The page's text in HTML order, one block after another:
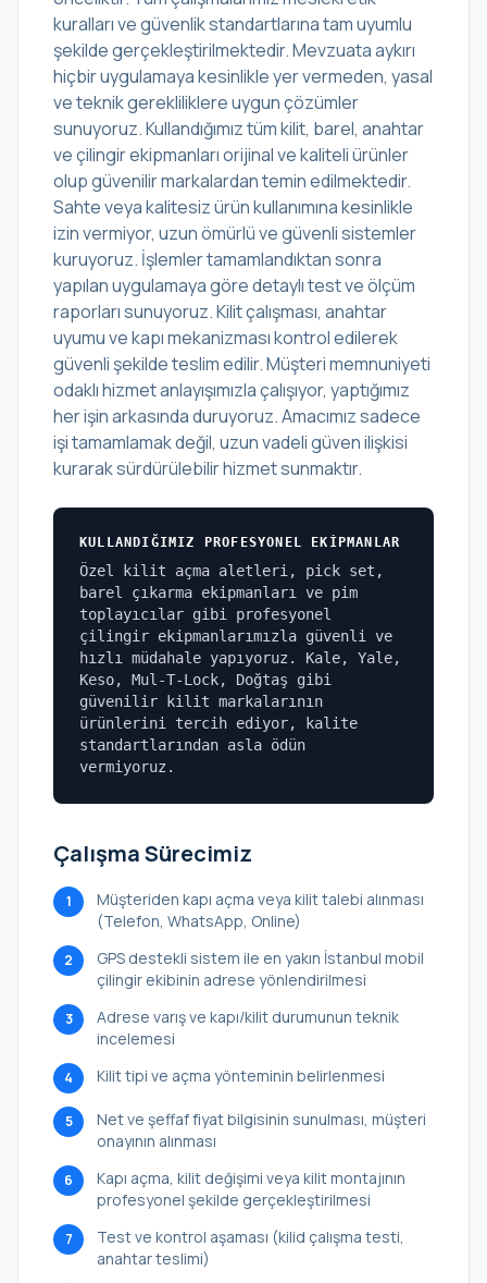
kuralları ve güvenlik standartlarına tam uyumlu
şekilde gerçekleştirilmektedir. Mevzuata aykırı
hiçbir uygulamaya kesinlikle yer vermeden, yasal
ve teknik gerekliliklere uygun çözümler
sunuyoruz. Kullandığımız tüm kilit, barel, anahtar
ve çilingir ekipmanları orijinal ve kaliteli ürünler
olup güvenilir markalardan temin edilmektedir.
Sahte veya kalitesiz ürün kullanımına kesinlikle
izin vermiyor, uzun ömürlü ve güvenli sistemler
kuruyoruz. İşlemler tamamlandıktan sonra
yapılan uygulamaya göre detaylı test ve ölçüm
raporları sunuyoruz. Kilit çalışması, anahtar
uyumu ve kapı mekanizması kontrol edilerek
güvenli şekilde teslim edilir. Müşteri memnuniyeti
odaklı hizmet anlayışımızla çalışıyor, yaptığımız
her işin arkasında duruyoruz. Amacımız sadece
işi tamamlamak değil, uzun vadeli güven ilişkisi
kurarak sürdürülebilir hizmet sunmaktır.
KULLANDIĞIMIZ PROFESYONEL EKIPMANLAR
Özel kilit açma aletleri, pick set,
barel çıkarma ekipmanları ve pim
toplayıcılar gibi profesyonel
çilingir ekipmanlarımızla güvenli ve
hızlı müdahale yapıyoruz. Kale, Yale,
Keso, Mul-T-Lock, Doğtaş gibi
güvenilir kilit markalarının
ürünlerini tercih ediyor, kalite
standartlarından asla ödün
vermiyoruz.
Çalışma Sürecimiz
1
Müşteriden kapı açma veya kilit talebi alınması
(Telefon, WhatsApp, Online)
2
GPS destekli sistem ile en yakın İstanbul mobil
çilingir ekibinin adrese yönlendirilmesi
3
Adrese varış ve kapı/kilit durumunun teknik
incelemesi
4 Kilit tipi ve açma yönteminin belirlenmesi
5
Net ve şeffaf fiyat bilgisinin sunulması, müşteri
onayının alınması
6
Kapı açma, kilit değişimi veya kilit montajının
profesyonel şekilde gerçekleştirilmesi
7
Test ve kontrol aşaması (kilid çalışma testi,
anahtar teslimi)